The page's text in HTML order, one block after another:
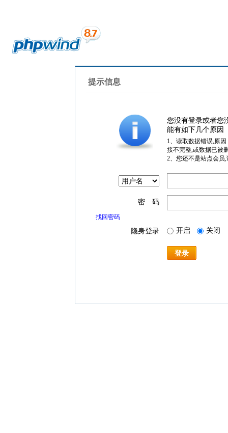
提示信息
您没有登录或者您
能有如下几个原因
1、读取数据错误,原
接不完整,或数据已被
2、您还不是站点会员
密 码
找回密码
隐身登录 开启 关闭
登录